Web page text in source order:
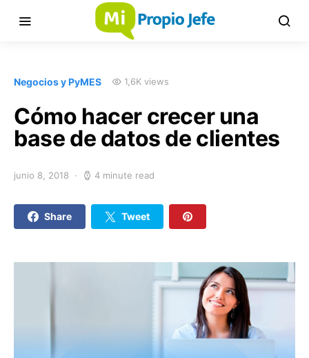
Negocios y PyMES 1,6K views
Cómo hacer crecer una
base de datos de clientes
junio 8, 2018 4 minute read
Share Tweet